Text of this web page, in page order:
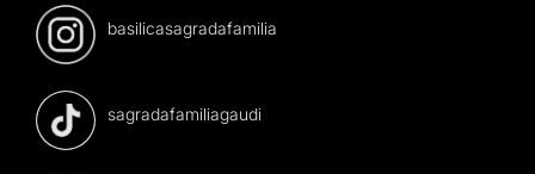
basilicasagradafamilia
sagradafamiliagaudi